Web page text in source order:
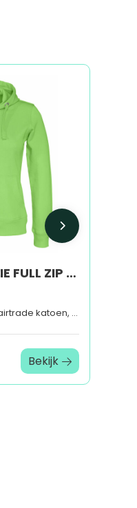
Cottover HOODIE FULL ZIP LADY - GOTS GECERTIFICEERD
gerecycleerd polyester
Bekijk